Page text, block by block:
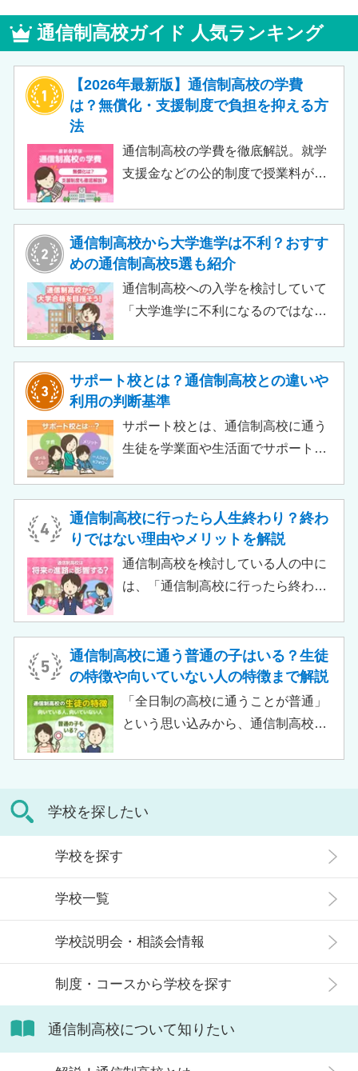
通信制高校ガイド 人気ランキング
【2026年最新版】通信制高校の学費
は？無償化・支援制度で負担を抑える方
法
通信制高校の学費を徹底解説。就学
支援金などの公的制度で授業料が実
目安、申請時の注意点などをわかり
やすく解説します。費用負担を抑え
られるのでチェックしてみましょ
う。
通信制高校から大学進学は不利？おすす
めの通信制高校5選も紹介
通信制高校への入学を検討していて
「大学進学に不利になるのではない
のではないでしょうか。 結論とし
て、通信制高校に通っているからと
いって大学進学に不利になることは
ありません。中には、大学進学を想
格実績を豊富にもつ学校もありま
す。
サポート校とは？通信制高校との違いや
利用の判断基準
サポート校とは、通信制高校に通う
生徒を学業面や生活面でサポートす
め、サポート校のみでは高卒資格を
取得できません。 ただし、個別の学
習指導やスクールカウンセラーによ
る生活面での相談など手厚い支援が
でしょう。 この記事では、サポート
校の特徴や通信制高校との違い、メ
リット・デメリットについて解説し
ます。
通信制高校に行ったら人生終わり？終わ
りではない理由やメリットを解説
通信制高校を検討している人の中に
は、「通信制高校に行ったら終わ
がある人もいるのではないでしょう
か。 結論から言うと、通信制高校に
行ったからといって「人生終了」で
は決してありません。通信制高校で
の記事では、通信制高校に行くこと
せた高校選びについて解説します。
通信制高校に通う普通の子はいる？生徒
の特徴や向いていない人の特徴まで解説
「全日制の高校に通うことが普通」
という思い込みから、通信制高校へ
生徒」などが通う学校という、先入
観がある人もいるかもしれません。
増加傾向にあり、さまざまな生徒が
在籍しています。 この記事では、通
信制高校にはどのような生徒が通っ
ているかや、通信制高校に向いてい
ます。
学校を探したい
学校を探す
学校一覧
学校説明会・相談会情報
制度・コースから学校を探す
通信制高校について知りたい